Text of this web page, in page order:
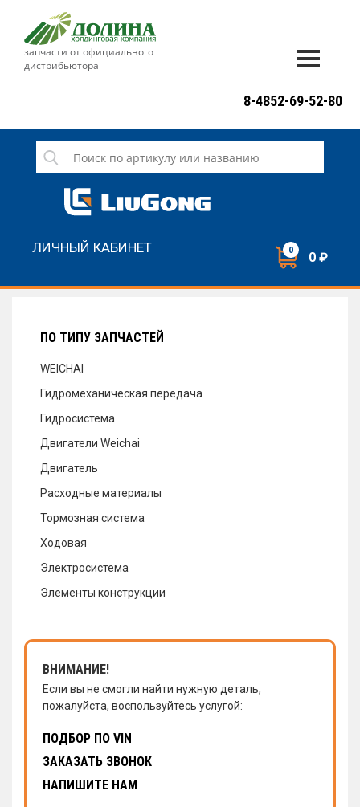
запчасти от официального
дистрибьютора
СЕРВИС
НОВОСТИ
8-4852-69-52-80
ЛИЧНЫЙ КАБИНЕТ 0 0 ₽
ПО ТИПУ ЗАПЧАСТЕЙ
WEICHAI
Гидромеханическая передача
Гидросистема
Двигатели Weichai
Двигатель
Расходные материалы
Тормозная система
Ходовая
Электросистема
Элементы конструкции
ВНИМАНИЕ!
Если вы не смогли найти нужную деталь,
пожалуйста, воспользуйтесь услугой:
ПОДБОР ПО VIN
ЗАКАЗАТЬ ЗВОНОК
НАПИШИТЕ НАМ